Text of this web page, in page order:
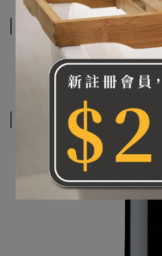
規格說明
相關商品